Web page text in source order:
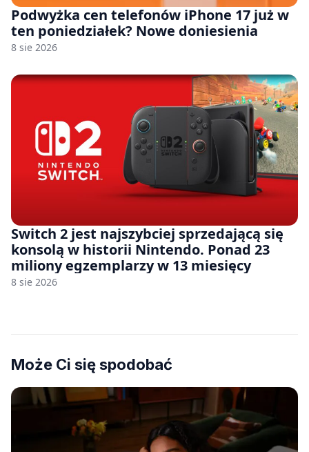
Podwyżka cen telefonów iPhone 17 już w
ten poniedziałek? Nowe doniesienia
8 sie 2026
Switch 2 jest najszybciej sprzedającą się
konsolą w historii Nintendo. Ponad 23
miliony egzemplarzy w 13 miesięcy
8 sie 2026
Może Ci się spodobać